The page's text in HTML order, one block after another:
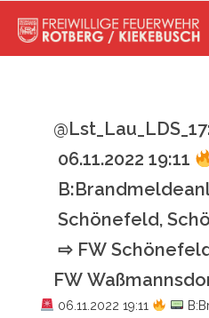
06.11.2022 19:11
Schönefeld,
⇨ FW
FW
06.11.2022 19:11